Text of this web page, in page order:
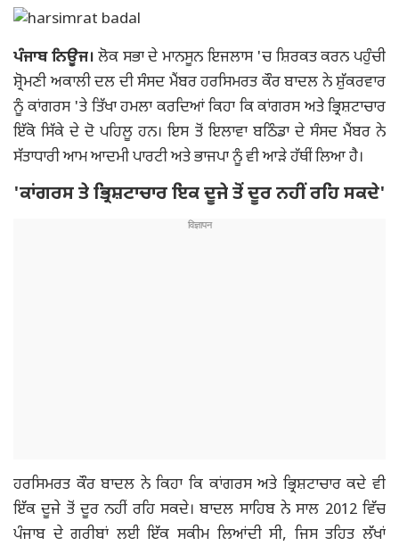
ਪੰਜਾਬ ਨਿਊਜ। ਲੋਕ ਸਭਾ ਦੇ ਮਾਨਸੂਨ ਇਜਲਾਸ 'ਚ ਸ਼ਿਰਕਤ ਕਰਨ ਪਹੁੰਚੀ
ਸ਼੍ਰੋਮਣੀ ਅਕਾਲੀ ਦਲ ਦੀ ਸੰਸਦ ਮੈਂਬਰ ਹਰਸਿਮਰਤ ਕੌਰ ਬਾਦਲ ਨੇ ਸ਼ੁੱਕਰਵਾਰ
ਨੂੰ ਕਾਂਗਰਸ 'ਤੇ ਤਿੱਖਾ ਹਮਲਾ ਕਰਦਿਆਂ ਕਿਹਾ ਕਿ ਕਾਂਗਰਸ ਅਤੇ ਭ੍ਰਿਸ਼ਟਾਚਾਰ
ਇੱਕੋ ਸਿੱਕੇ ਦੇ ਦੋ ਪਹਿਲੂ ਹਨ। ਇਸ ਤੋਂ ਇਲਾਵਾ ਬਠਿੰਡਾ ਦੇ ਸੰਸਦ ਮੈਂਬਰ ਨੇ
ਸੱਤਾਧਾਰੀ ਆਮ ਆਦਮੀ ਪਾਰਟੀ ਅਤੇ ਭਾਜਪਾ ਨੂੰ ਵੀ ਆੜੇ ਹੱਥੀਂ ਲਿਆ ਹੈ।
'ਕਾਂਗਰਸ ਤੇ ਭ੍ਰਿਸ਼ਟਾਚਾਰ ਇਕ ਦੂਜੇ ਤੋਂ ਦੂਰ ਨਹੀਂ ਰਹਿ ਸਕਦੇ'
ਹਰਸਿਮਰਤ ਕੌਰ ਬਾਦਲ ਨੇ ਕਿਹਾ ਕਿ ਕਾਂਗਰਸ ਅਤੇ ਭ੍ਰਿਸ਼ਟਾਚਾਰ ਕਦੇ ਵੀ
ਇੱਕ ਦੂਜੇ ਤੋਂ ਦੂਰ ਨਹੀਂ ਰਹਿ ਸਕਦੇ। ਬਾਦਲ ਸਾਹਿਬ ਨੇ ਸਾਲ 2012 ਵਿੱਚ
ਪੰਜਾਬ ਦੇ ਗਰੀਬਾਂ ਲਈ ਇੱਕ ਸਕੀਮ ਲਿਆਂਦੀ ਸੀ, ਜਿਸ ਤਹਿਤ ਲੱਖਾਂ